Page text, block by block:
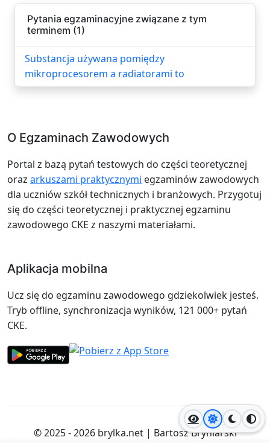
Jasny motyw
Ciemny
Pytania egzaminacyjne związane z tym
terminem (1)
Substancja używana pomiędzy
mikroprocesorem a radiatorami to
O Egzaminach Zawodowych
Portal z bazą pytań testowych do części teoretycznej
oraz arkuszami praktycznymi egzaminów zawodowych
dla uczniów szkół technicznych i branżowych. Przygotuj
się do części teoretycznej i praktycznej egzaminu
zawodowego CKE z naszymi materiałami.
Aplikacja mobilna
Ucz się do egzaminu zawodowego gdziekolwiek jesteś.
Tryb offline, synchronizacja wyników, 121 000+ pytań
CKE.
© 2025 - 2026 brylka.net| Bartosz Bryniarski